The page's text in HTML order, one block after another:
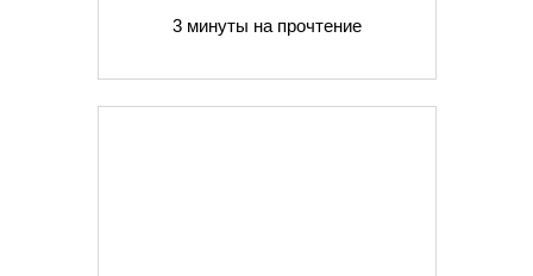
3 минуты на прочтение